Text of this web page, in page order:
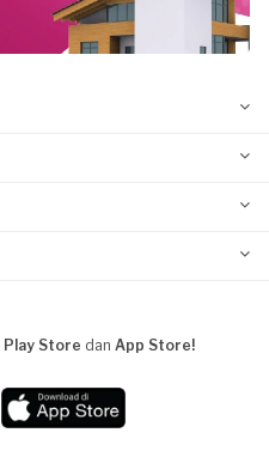
Play Store dan App Store!